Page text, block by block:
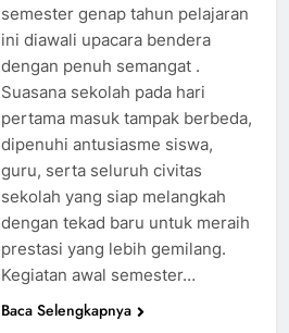
semester genap tahun pelajaran
ini diawali upacara bendera
dengan penuh semangat .
Suasana sekolah pada hari
pertama masuk tampak berbeda,
dipenuhi antusiasme siswa,
guru, serta seluruh civitas
sekolah yang siap melangkah
dengan tekad baru untuk meraih
prestasi yang lebih gemilang.
Kegiatan awal semester…
Baca Selengkapnya